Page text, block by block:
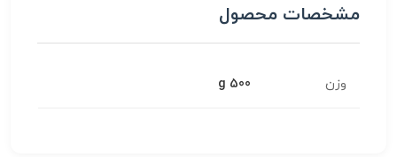
مشخصات محصول
وزن 500 g